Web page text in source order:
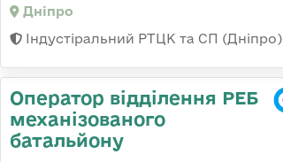
Дніпро
Індустіральний РТЦК та СП (Дніпро)
Оператор відділення РЕБ
механізованого
батальйону